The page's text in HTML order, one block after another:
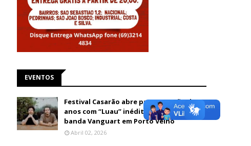
EVENTOS
Festival Casarão abre programação de 26
anos com “Luau” inédito e show da
banda Vanguart em Porto Velho
Abril 02, 2026